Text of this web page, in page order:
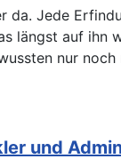
da. Jede
längst auf
nur
und